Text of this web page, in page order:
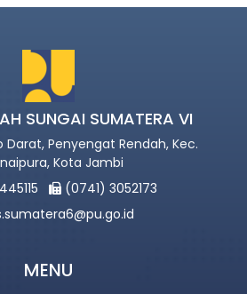
SUNGAI SUMATERA VI
Darat, Penyengat Rendah, Kec.
Kota Jambi
(0741) 3052173
MENU